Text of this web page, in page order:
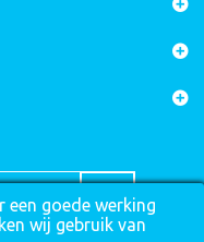
een goede werking
wij gebruik van